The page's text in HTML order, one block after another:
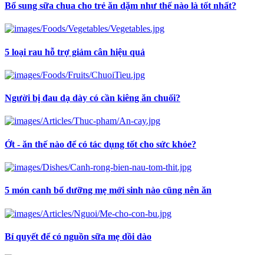
Bổ sung sữa chua cho trẻ ăn dặm như thế nào là tốt nhất?
5 loại rau hỗ trợ giảm cân hiệu quả
Người bị đau dạ dày có cần kiêng ăn chuối?
Ớt - ăn thế nào để có tác dụng tốt cho sức khỏe?
5 món canh bổ dưỡng mẹ mới sinh nào cũng nên ăn
Bí quyết để có nguồn sữa mẹ dồi dào